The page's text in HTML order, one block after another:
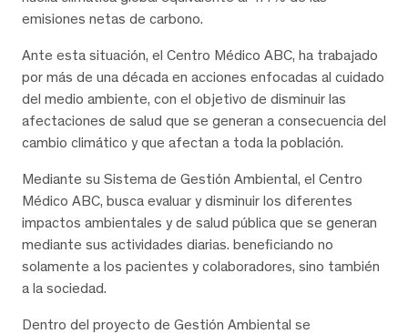
emisiones netas de carbono.
Ante esta situación, el Centro Médico ABC, ha trabajado
por más de una década en acciones enfocadas al cuidado
del medio ambiente, con el objetivo de disminuir las
afectaciones de salud que se generan a consecuencia del
cambio climático y que afectan a toda la población.
Mediante su Sistema de Gestión Ambiental, el Centro
Médico ABC, busca evaluar y disminuir los diferentes
impactos ambientales y de salud pública que se generan
mediante sus actividades diarias. beneficiando no
solamente a los pacientes y colaboradores, sino también
a la sociedad.
Dentro del proyecto de Gestión Ambiental se